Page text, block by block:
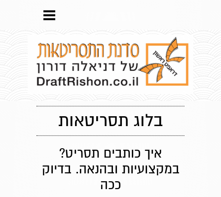
בלוג תסריטאות
איך כותבים תסריט?
במקצועיות ובהנאה. בדיוק
ככה